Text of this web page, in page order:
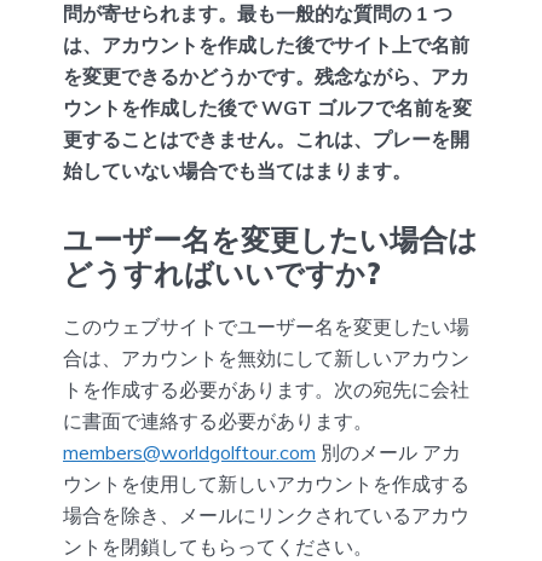
問が寄せられます。最も一般的な質問の 1 つ
は、アカウントを作成した後でサイト上で名前
を変更できるかどうかです。残念ながら、アカ
ウントを作成した後で WGT ゴルフで名前を変
更することはできません。これは、プレーを開
始していない場合でも当てはまります。
ユーザー名を変更したい場合は
どうすればいいですか?
このウェブサイトでユーザー名を変更したい場
合は、アカウントを無効にして新しいアカウン
トを作成する必要があります。次の宛先に会社
に書面で連絡する必要があります。
members@worldgolftour.com 別のメール アカ
ウントを使用して新しいアカウントを作成する
場合を除き、メールにリンクされているアカウ
ントを閉鎖してもらってください。